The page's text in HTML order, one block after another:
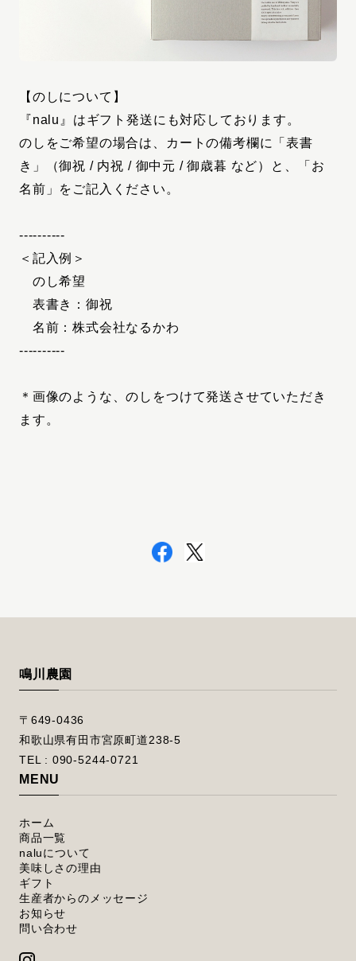
【のしについて】
『nalu』はギフト発送にも対応しております。
のしをご希望の場合は、カートの備考欄に「表書
き」（御祝 / 内祝 / 御中元 / 御歳暮 など）と、「お
名前」をご記入ください。
----------
＜記入例＞
のし希望
表書き：御祝
名前：株式会社なるかわ
----------
＊画像のような、のしをつけて発送させていただき
ます。
鳴川農園
〒649-0436
和歌山県有田市宮原町道238-5
TEL : 090-5244-0721
MENU
ホーム
商品一覧
naluについて
美味しさの理由
ギフト
生産者からのメッセージ
お知らせ
問い合わせ